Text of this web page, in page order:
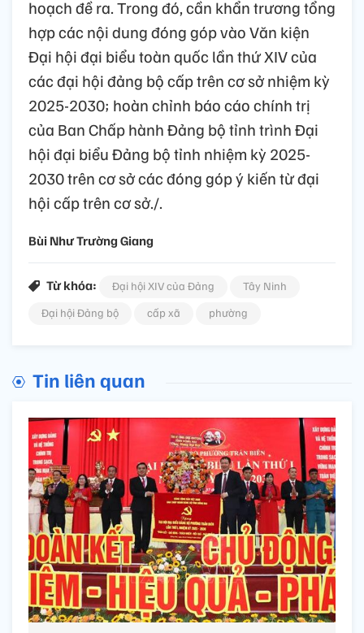
hoạch đề ra. Trong đó, cần khẩn trương tổng
hợp các nội dung đóng góp vào Văn kiện
Đại hội đại biểu toàn quốc lần thứ XIV của
các đại hội đảng bộ cấp trên cơ sở nhiệm kỳ
2025-2030; hoàn chỉnh báo cáo chính trị
của Ban Chấp hành Đảng bộ tỉnh trình Đại
hội đại biểu Đảng bộ tỉnh nhiệm kỳ 2025-
2030 trên cơ sở các đóng góp ý kiến từ đại
hội cấp trên cơ sở./.
Bùi Như Trường Giang
Từ khóa: Đại hội XIV của Đảng
Tây Ninh
Đại hội Đảng bộ
cấp xã phường
Tin liên quan